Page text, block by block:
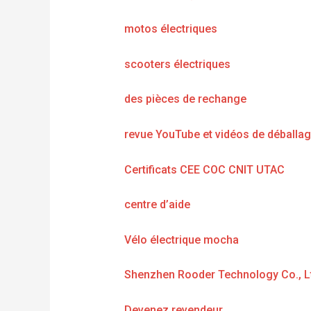
motos électriques
scooters électriques
des pièces de rechange
revue YouTube et vidéos de
Certificats CEE COC CNIT UTAC
centre d’aide
Vélo électrique mocha
Shenzhen Rooder Technology Co.,